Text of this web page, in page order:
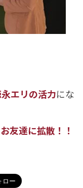
エリの活力にな
お友達に拡散！！